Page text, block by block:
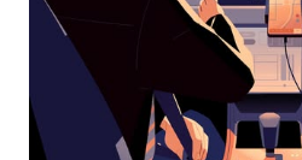
Escape
agenda
te
sluiten.